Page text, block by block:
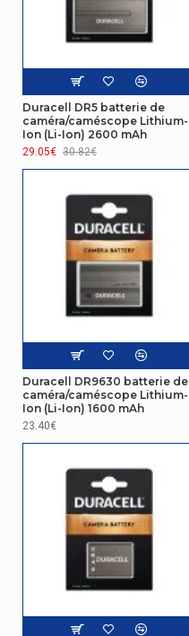
la batterie
Duracell DR5 batterie de
caméra/caméscope Lithium-
Ion (Li-Ion) 2600 mAh
29.05€ 30.82€
Duracell DR9630 batterie de
caméra/caméscope Lithium-
Ion (Li-Ion) 1600 mAh
23.40€